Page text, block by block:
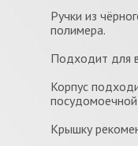
Pучки из
полимера.
Подходит для
Корпус
Крышку